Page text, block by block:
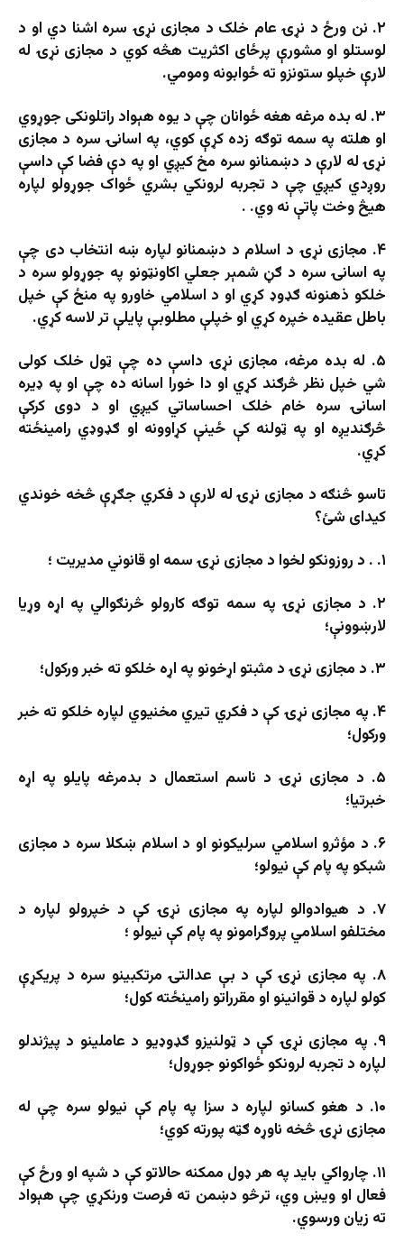
۲. نن ورځ د نړۍ عام خلک د مجازی نړۍ سره اشنا دي او د
لوستلو او مشورې پرځای اکثریت هڅه کوي د مجازی نړۍ له
لارې خپلو ستونزو ته ځوابونه ومومي.
۳. له بده مرغه هغه ځوانان چې د یوه هېواد راتلونکی جوړوي
او هلته په سمه توګه زده کړې کوي، په اسانۍ سره د مجازی
نړۍ له لارې د دښمنانو سره مخ کیږي او په دې فضا کې داسې
روږدي کیږي چې د تجربه لرونکي بشري ځواک جوړولو لپاره
هیڅ وخت پاتې نه وي. .
۴. مجازی نړۍ د اسلام د دښمنانو لپاره ښه انتخاب دی چې
په اسانۍ سره د ګڼ شمېر جعلي اکاونټونو په جوړولو سره د
خلکو ذهنونه ګډوډ کړي او د اسلامي خاورو په منځ کې خپل
باطل عقيده خپره کړي او خپلې مطلوبې پايلې تر لاسه کړي.
۵. له بده مرغه، مجازی نړۍ داسې ده چې ټول خلک کولی
شي خپل نظر څرګند کړي او دا خورا اسانه ده چې او په ډیره
اسانۍ سره خام خلک احساساتي کیږي او د دوی کرکې
څرګنديږه او په ټولنه کې ځینې کړاوونه او ګډوډي رامینځته
کړي.
تاسو څنګه د مجازی نړۍ له لارې د فکري جګړې څخه خوندي
کیدای شئ؟
۱. . د روزونکو لخوا د مجازی نړۍ سمه او قانوني مدیریت ؛
۲. د مجازی نړۍ په سمه توګه کارولو څرنګوالي په اړه وړیا
لارښوونې؛
۳. د مجازی نړۍ د مثبتو اړخونو په اړه خلکو ته خبر ورکول؛
۴. په مجازی نړۍ کې د فکري تیري مخنیوي لپاره خلکو ته خبر
ورکول؛
۵. د مجازی نړۍ د ناسم استعمال د بدمرغه پایلو په اړه
خبرتیا؛
۶. د مؤثرو اسلامي سرلیکونو او د اسلام ښکلا سره د مجازی
شبکو په پام کې نیولو؛
۷. د هیوادوالو لپاره په مجازی نړۍ کې د خپرولو لپاره د
مختلفو اسلامي پروګرامونو په پام کې نیولو ؛
۸. په مجازی نړۍ کې د بې عدالتۍ مرتکبینو سره د پریکړې
کولو لپاره د قوانینو او مقرراتو رامینځته کول؛
۹. په مجازی نړۍ کې د ټولنیزو ګډوډیو د عاملینو د پیژندلو
لپاره د تجربه لرونکو ځواکونو جوړول؛
۱۰. د هغو کسانو لپاره د سزا په پام کې نیولو سره چې له
مجازی نړۍ څخه ناوړه ګټه پورته کوي؛
۱۱. چارواکي باید په هر ډول ممکنه حالاتو کې د شپه او ورځ کې
فعال او ویښ وي، ترڅو دښمن ته فرصت ورنکړي چې هېواد
ته زیان ورسوي.